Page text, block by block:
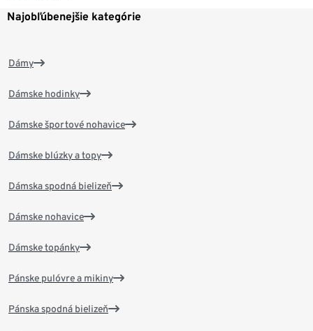
Najobľúbenejšie kategórie
Dámy
Dámske hodinky
Dámske športové nohavice
Dámske blúzky a topy
Dámska spodná bielizeň
Dámske nohavice
Dámske topánky
Pánske pulóvre a mikiny
Pánska spodná bielizeň